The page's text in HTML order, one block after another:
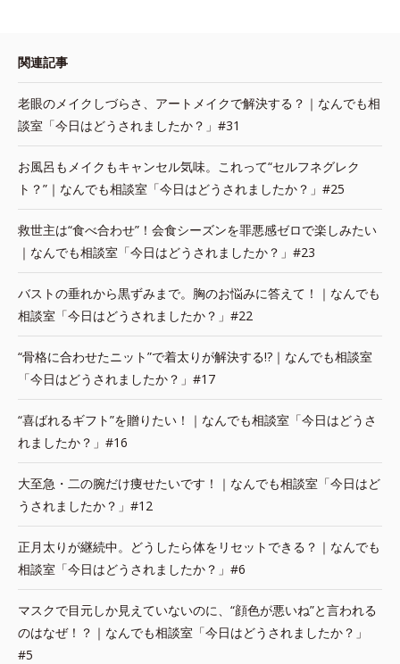
関連記事
老眼のメイクしづらさ、アートメイクで解決する？｜なんでも相
談室「今日はどうされましたか？」#31
お風呂もメイクもキャンセル気味。これって“セルフネグレク
ト？”｜なんでも相談室「今日はどうされましたか？」#25
救世主は“食べ合わせ”！会食シーズンを罪悪感ゼロで楽しみたい
｜なんでも相談室「今日はどうされましたか？」#23
バストの垂れから黒ずみまで。胸のお悩みに答えて！｜なんでも
相談室「今日はどうされましたか？」#22
“骨格に合わせたニット”で着太りが解決する!?｜なんでも相談室
「今日はどうされましたか？」#17
“喜ばれるギフト”を贈りたい！｜なんでも相談室「今日はどうさ
れましたか？」#16
大至急・二の腕だけ痩せたいです！｜なんでも相談室「今日はど
うされましたか？」#12
正月太りが継続中。どうしたら体をリセットできる？｜なんでも
相談室「今日はどうされましたか？」#6
マスクで目元しか見えていないのに、“顔色が悪いね”と言われる
のはなぜ！？｜なんでも相談室「今日はどうされましたか？」
#5